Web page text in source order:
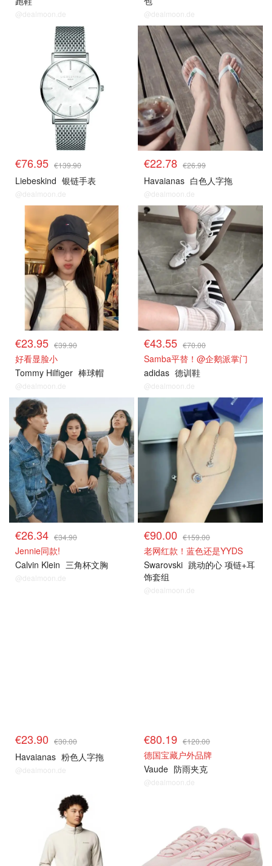
@dealmoon.de @dealmoon.de
€76.95 €139.90
Liebeskind 银链手表
@dealmoon.de
€22.78 €26.99
Havaianas 白色人字拖
@dealmoon.de
€23.95 €39.90
好看显脸小
Tommy Hilfiger 棒球帽
@dealmoon.de
€43.55 €70.00
Samba平替！@企鹅派掌门
adidas 德训鞋
@dealmoon.de
€26.34 €34.90
Jennie同款!
Calvin Klein 三角杯文胸
@dealmoon.de
€90.00 €159.00
老网红款！蓝色还是YYDS
Swarovski 跳动的心 项链+耳
饰套组
@dealmoon.de
€23.90 €30.00
Havaianas 粉色人字拖
@dealmoon.de
€80.19 €120.00
德国宝藏户外品牌
Vaude 防雨夹克
@dealmoon.de